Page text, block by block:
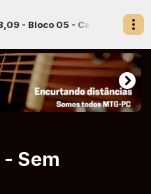
- Bloco 05 - Campo Afora
Sem